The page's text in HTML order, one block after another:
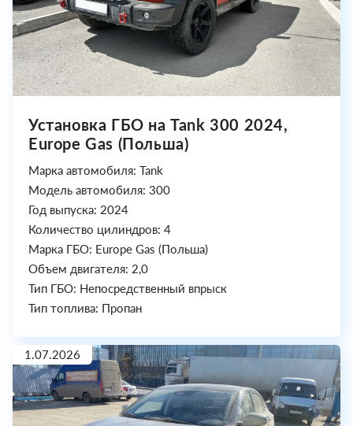
Установка ГБО на Tank 300 2024,
Europe Gas (Польша)
Марка автомобиля: Tank
Модель автомобиля: 300
Год выпуска: 2024
Количество цилиндров: 4
Марка ГБО: Europe Gas (Польша)
Объем двигателя: 2,0
Тип ГБО: Непосредственный впрыск
Тип топлива: Пропан
1.07.2026